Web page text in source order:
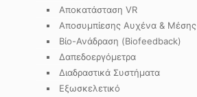
Αποκατάσταση VR
Αποσυμπίεσης Αυχένα & Μέσης
Βίο-Ανάδραση (Biofeedback)
Δαπεδοεργόμετρα
Διαδραστικά Συστήματα
Εξωσκελετικό